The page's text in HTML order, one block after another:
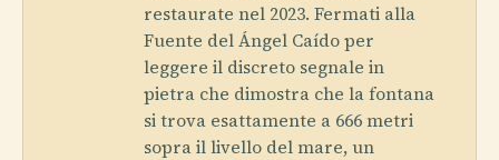
restaurate nel 2023. Fermati alla
Fuente del Ángel Caído per
leggere il discreto segnale in
pietra che dimostra che la fontana
si trova esattamente a 666 metri
sopra il livello del mare, un